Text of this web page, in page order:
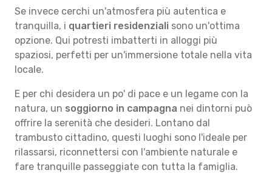
Se invece cerchi un'atmosfera più autentica e
tranquilla, i quartieri residenziali sono un'ottima
opzione. Qui potresti imbatterti in alloggi più
spaziosi, perfetti per un'immersione totale nella vita
locale.
E per chi desidera un po' di pace e un legame con la
natura, un soggiorno in campagna nei dintorni può
offrire la serenità che desideri. Lontano dal
trambusto cittadino, questi luoghi sono l'ideale per
rilassarsi, riconnettersi con l'ambiente naturale e
fare tranquille passeggiate con tutta la famiglia.